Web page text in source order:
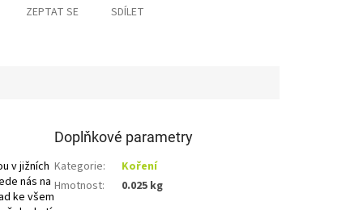
ZEPTAT SE SDÍLET
v jižních
nás na
ke všem
Doplňkové parametry
Kategorie:
Koření
Hmotnost: 0.025 kg